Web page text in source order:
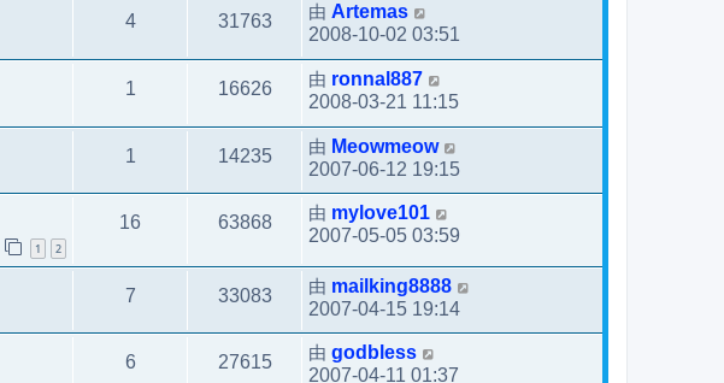
4 31763 由 Artemas
2008-10-02 03:51
1 16626 由 ronnal887
2008-03-21 11:15
1 14235 由 Meowmeow
2007-06-12 19:15
1 2
16 63868 由 mylove101
2007-05-05 03:59
7 33083 由 mailking8888
2007-04-15 19:14
6 27615 由 godbless
2007-04-11 01:37